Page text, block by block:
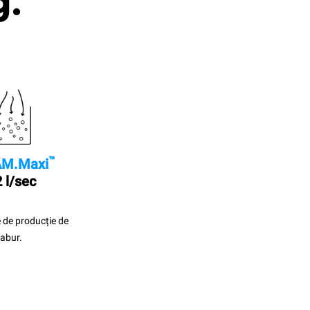
™
l/sec
producție de
abur.